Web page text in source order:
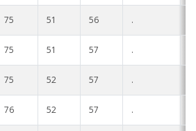
75 51 56 .
75 51 57 .
75 52 57 .
76 52 57 .